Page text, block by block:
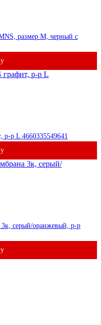
размер M, черный c
р-р L 4660335549641
серый/оранжевый, р-р